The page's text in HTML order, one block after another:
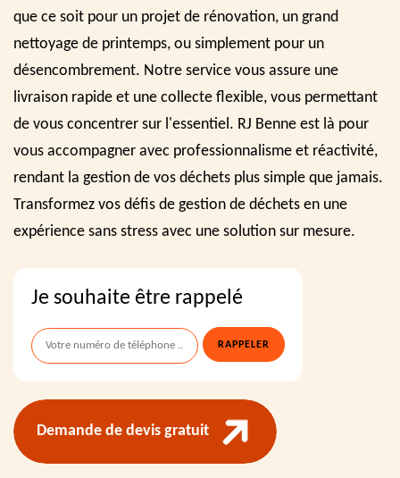
que ce soit pour un projet de rénovation, un grand
nettoyage de printemps, ou simplement pour un
désencombrement. Notre service vous assure une
livraison rapide et une collecte flexible, vous permettant
de vous concentrer sur l'essentiel. RJ Benne est là pour
vous accompagner avec professionnalisme et réactivité,
rendant la gestion de vos déchets plus simple que jamais.
Transformez vos défis de gestion de déchets en une
expérience sans stress avec une solution sur mesure.
Je souhaite être rappelé
Demande de devis gratuit